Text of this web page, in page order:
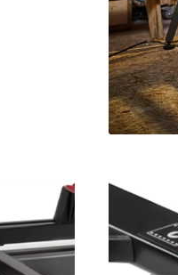
avons besoin de ton accord
charger Google
is not permitted to
that are not disclosed